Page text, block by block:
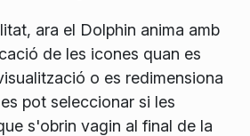
ara el Dolphin anima amb
de les icones quan es
o es redimensiona
pot seleccionar si les
s'obrin vagin al final de la